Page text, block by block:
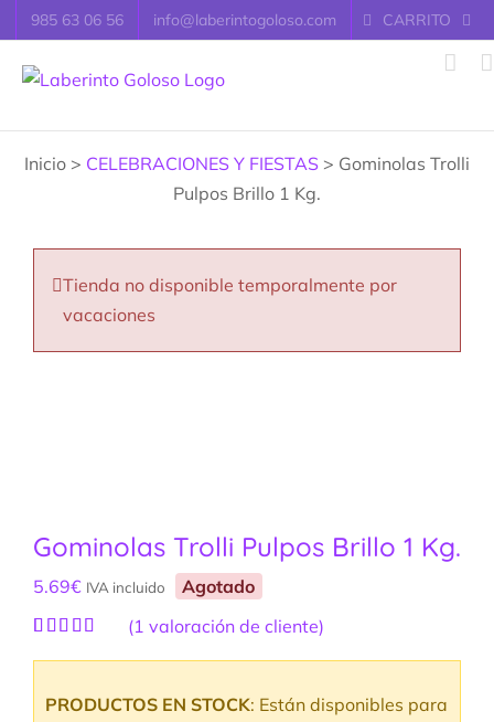
Saltar
al
contenido
985 63 06 56 info@laberintogoloso.com CARRITO
Inicio > CELEBRACIONES Y FIESTAS > Gominolas Trolli
Pulpos Brillo 1 Kg.
Tienda no disponible temporalmente por
vacaciones
Gominolas Trolli Pulpos Brillo 1 Kg.
5.69€ IVA incluido Agotado
valoración
(1 valoración de cliente)
PRODUCTOS EN STOCK: Están disponibles para